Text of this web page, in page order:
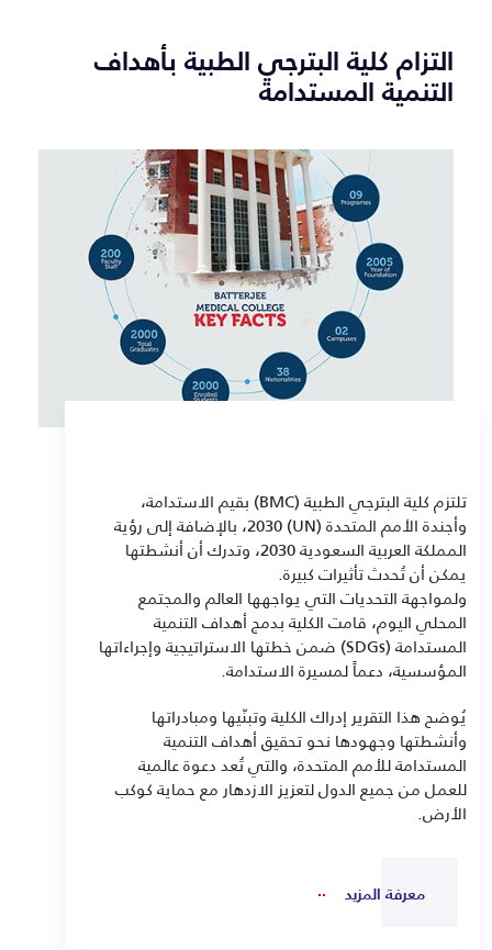
التزام كلية البترجي الطبية بأهداف
التنمية المستدامة
تلتزم كلية البترجي الطبية (BMC) بقيم الاستدامة،
وأجندة الأمم المتحدة (UN) 2030، بالإضافة إلى رؤية
المملكة العربية السعودية 2030، وتدرك أن أنشطتها
يمكن أن تُحدث تأثيرات كبيرة.
ولمواجهة التحديات التي يواجهها العالم والمجتمع
المحلي اليوم، قامت الكلية بدمج أهداف التنمية
المستدامة (SDGs) ضمن خطتها الاستراتيجية وإجراءاتها
المؤسسية، دعماً لمسيرة الاستدامة.
يُوضح هذا التقرير إدراك الكلية وتبنّيها ومبادراتها
وأنشطتها وجهودها نحو تحقيق أهداف التنمية
المستدامة للأمم المتحدة، والتي تُعد دعوة عالمية
للعمل من جميع الدول لتعزيز الازدهار مع حماية كوكب
الأرض.
معرفة المزيد